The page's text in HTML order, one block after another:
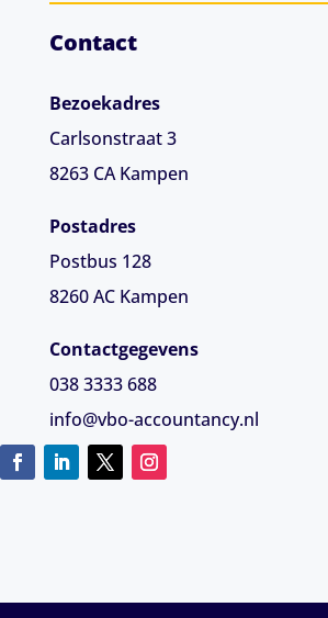
Contact
Bezoekadres
Carlsonstraat 3
8263 CA Kampen
Postadres
Postbus 128
8260 AC Kampen
Contactgegevens
038 3333 688
info@vbo-accountancy.nl